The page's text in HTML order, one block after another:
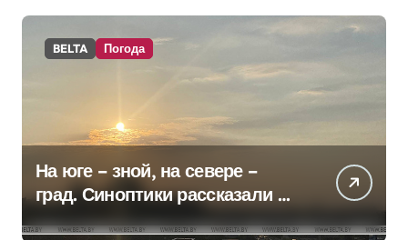
BELTA Погода
На юге – зной, на севере –
град. Синоптики рассказали о
погоде на сегодня